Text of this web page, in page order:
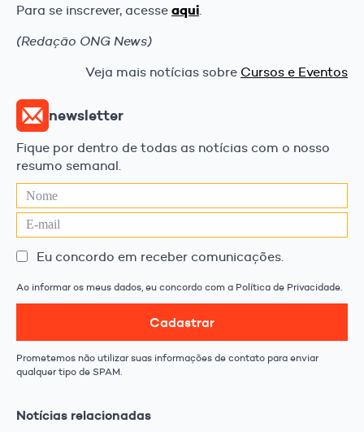
Para se inscrever, acesse aqui.
(Redação ONG News)
Veja mais notícias sobre Cursos e Eventos
newsletter
Fique por dentro de todas as notícias com o nosso
resumo semanal.
Eu concordo em receber comunicações.
Ao informar os meus dados, eu concordo com a Política de Privacidade.
Cadastrar
Prometemos não utilizar suas informações de contato para enviar
qualquer tipo de SPAM.
Notícias relacionadas